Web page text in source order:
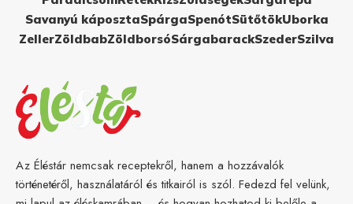
Savanyú káposztaSpárgaSpenótSütőtökUborka
ZellerZöldbabZöldborsóSárgabarackSzederSzilva
Az Éléstár nemcsak receptekről, hanem a hozzávalók
történetéről, használatáról és titkairól is szól. Fedezd fel velünk,